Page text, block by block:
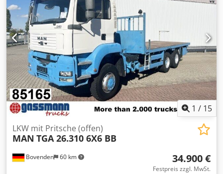
1 / 15
Bovenden 60 km
LKW mit Pritsche (offen)
MAN TGA 26.310 6X6 BB
34.900 €
Festpreis zzgl. MwSt.